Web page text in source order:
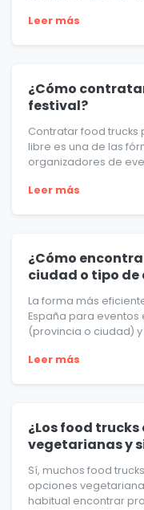
Leer más
¿Cómo
festival?
Contratar food trucks
libre es una de las
organizadores de
Leer más
¿Cómo
ciudad o tipo de
La forma más
España para
(provincia o ciudad)
Leer más
¿Los food
vegetarianas y
Sí, muchos food
opciones
habitual encontrar